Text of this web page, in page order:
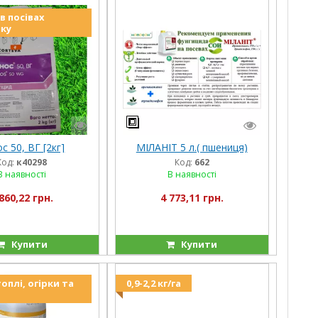
посівах
50, ВГ [2кг]
к40298
наявності
грн.
Купити
МІЛАНІТ 5 л.( пшениця)
Код: 662
В наявності
4 773,11 грн.
Купити
огірки та
0,9-2,2 кг/га